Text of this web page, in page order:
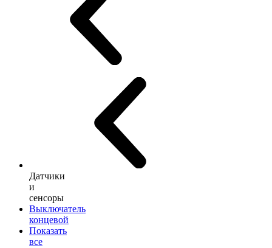
Датчики
и
сенсоры
Выключатель
концевой
Показать
все